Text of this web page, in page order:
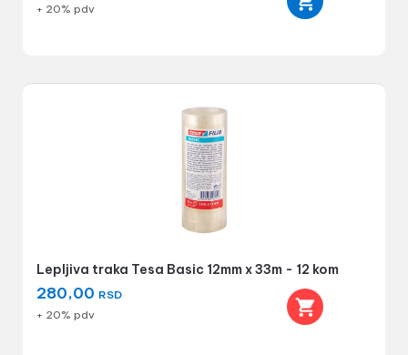
+ 20% pdv
Lepljiva traka Tesa Basic 12mm x 33m - 12 kom
280,00 RSD
+ 20% pdv